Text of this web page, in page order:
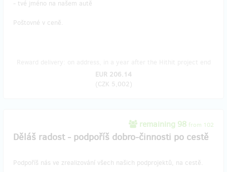
- tvé jméno na našem autě
Poštovné v ceně.
EUR 206.14
(CZK 5,002)
remaining 98 from 102
Děláš radost - podpoříš dobro-činnosti po cestě
Podpoříš nás ve zrealizování všech našich podprojektů, na cestě.